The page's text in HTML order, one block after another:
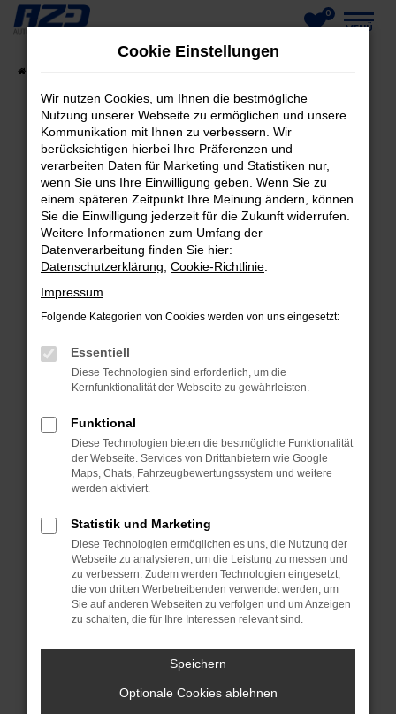
Zum
springen
0
MENÜ
FEHLER: NETWORK ERROR
Beim Laden ist ein Fehler aufgetreten.
Hier sind ein paar Tipps, die dir helfen können:
Überprüfe deine Firewall und deine
Internetverbindung.
Laden andere Webseiten, zum Beispiel deine
Suchmaschine?
Manche Erweiterungen, wie Werbeblocker,
können das Laden bestimmter Seiten
verhindern. Funktioniert die Seite in einem
anderen Browser oder in einem privaten
Fenster?
Starte dein Gerät neu.
Das kann manchmal helfen, vorübergehende
Stelle sicher, dass dein Browser und dein
Betriebssystem auf dem neuesten Stand
sind.
Veraltete Software birgt nicht nur ein
Sicherheitsrisiko, sondern kann auch dazu
führen, dass bestimmte Funktionen nicht mehr
Wende dich an den Webseitenbetreiber.
Wenn du alle oben genannten Schritte versucht
Cookie Einstellungen
Wir nutzen Cookies, um Ihnen die bestmögliche
Nutzung unserer Webseite zu ermöglichen und unsere
Kommunikation mit Ihnen zu verbessern. Wir
berücksichtigen hierbei Ihre Präferenzen und
verarbeiten Daten für Marketing und Statistiken nur,
wenn Sie uns Ihre Einwilligung geben. Wenn Sie zu
einem späteren Zeitpunkt Ihre Meinung ändern, können
Sie die Einwilligung jederzeit für die Zukunft widerrufen.
Weitere Informationen zum Umfang der
Datenverarbeitung finden Sie hier:
Datenschutzerklärung Cookie-Richtlinie
Impressum
Folgende Kategorien von Cookies werden von uns eingesetzt:
Essentiell
Diese Technologien sind erforderlich, um die
Kernfunktionalität der Webseite zu gewährleisten.
Funktional
Diese Technologien bieten die bestmögliche Funktionalität
der Webseite. Services von Drittanbietern wie Google
Maps, Chats, Fahrzeugbewertungssystem und weitere
werden aktiviert.
Statistik und Marketing
Diese Technologien ermöglichen es uns, die Nutzung der
Webseite zu analysieren, um die Leistung zu messen und
zu verbessern. Zudem werden Technologien eingesetzt,
die von dritten Werbetreibenden verwendet werden, um
Sie auf anderen Webseiten zu verfolgen und um Anzeigen
zu schalten, die für Ihre Interessen relevant sind.
Speichern
Optionale Cookies ablehnen